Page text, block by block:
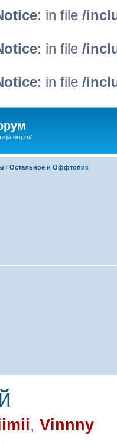
: in file /
: in file /
: in file /
‹ Остальное и Оффтопик
, Vinnny